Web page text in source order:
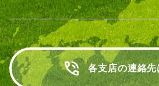
各支店の連絡先